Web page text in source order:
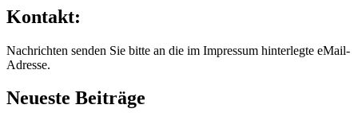
Kontakt:
Nachrichten senden Sie bitte an die im Impressum hinterlegte eMail-
Adresse.
Neueste Beiträge